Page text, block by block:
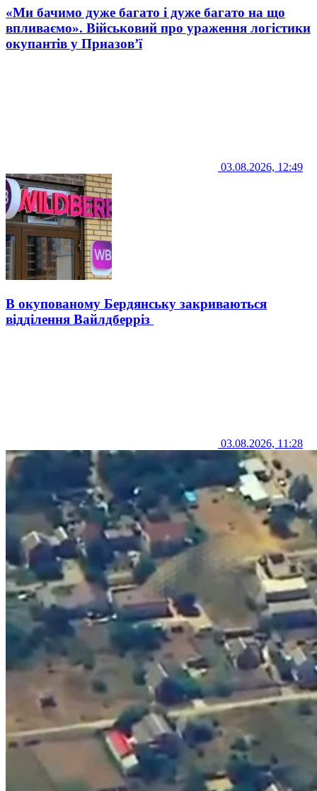
«Ми бачимо дуже багато і дуже багато на що
впливаємо». Військовий про ураження логістики
окупантів у Приазов’ї
03.08.2026, 12:49
В окупованому Бердянську закриваються
відділення Вайлдберріз
03.08.2026, 11:28